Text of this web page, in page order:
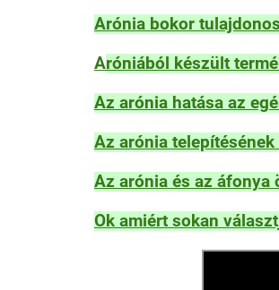
Arónia bokor
Aróniából készült
Az arónia hatása az
Az arónia
Az arónia és az
Ok amiért sokan